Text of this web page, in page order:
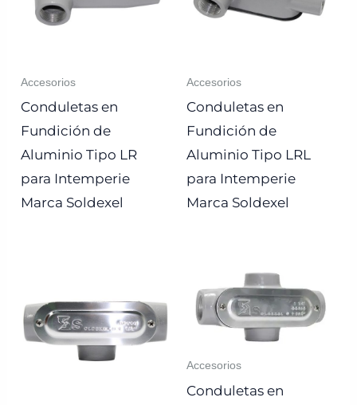
Accesorios
Conduletas en
Fundición de
Aluminio Tipo LR
para Intemperie
Marca Soldexel
Accesorios
Conduletas en
Fundición de
Aluminio Tipo LRL
para Intemperie
Marca Soldexel
Accesorios
Conduletas en